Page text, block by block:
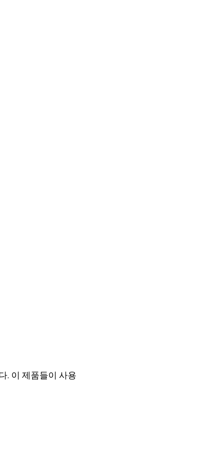
. 이 제품들이 사용